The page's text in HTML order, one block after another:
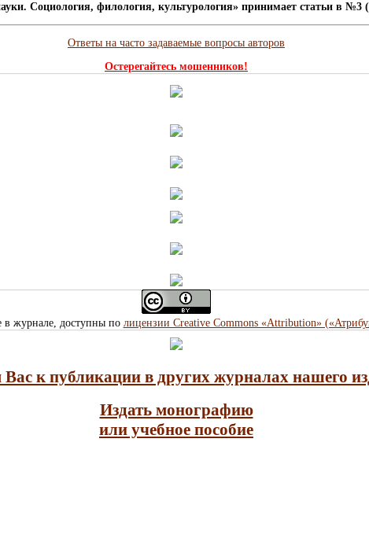
Социология, филология, культурология» принимает статьи в
Ответы на часто задаваемые вопросы авторов
Остерегайтесь мошенников!
в журнале, доступны по лицензии Creative Commons «Attribution»
к публикации в других журналах нашего
Издать монографию
или учебное пособие